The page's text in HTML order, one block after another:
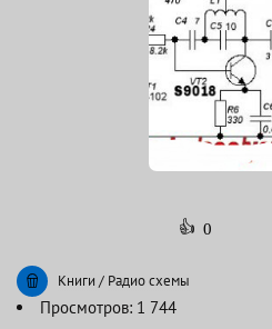
👍 0
Книги / Радио схемы
Просмотров: 1 744